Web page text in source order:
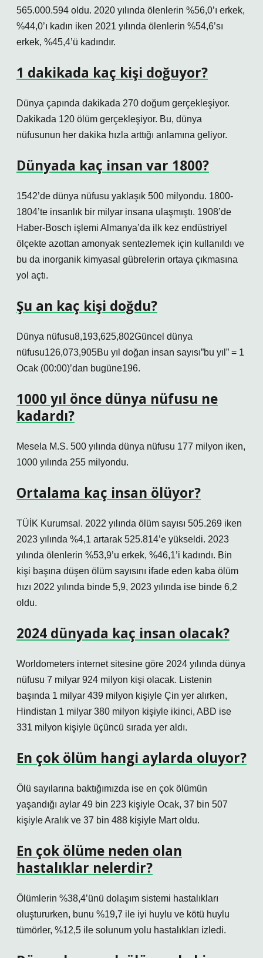
565.000.594 oldu. 2020 yılında ölenlerin %56,0’ı erkek,
%44,0’ı kadın iken 2021 yılında ölenlerin %54,6’sı
erkek, %45,4’ü kadındır.
1 dakikada kaç kişi doğuyor?
Dünya çapında dakikada 270 doğum gerçekleşiyor.
Dakikada 120 ölüm gerçekleşiyor. Bu, dünya
nüfusunun her dakika hızla arttığı anlamına geliyor.
Dünyada kaç insan var 1800?
1542’de dünya nüfusu yaklaşık 500 milyondu. 1800-
1804’te insanlık bir milyar insana ulaşmıştı. 1908’de
Haber-Bosch işlemi Almanya’da ilk kez endüstriyel
ölçekte azottan amonyak sentezlemek için kullanıldı ve
bu da inorganik kimyasal gübrelerin ortaya çıkmasına
yol açtı.
Şu an kaç kişi doğdu?
Dünya nüfusu8,193,625,802Güncel dünya
nüfusu126,073,905Bu yıl doğan insan sayısı”bu yıl” = 1
Ocak (00:00)’dan bugüne196.
1000 yıl önce dünya nüfusu ne
kadardı?
Mesela M.S. 500 yılında dünya nüfusu 177 milyon iken,
1000 yılında 255 milyondu.
Ortalama kaç insan ölüyor?
TÜİK Kurumsal. 2022 yılında ölüm sayısı 505.269 iken
2023 yılında %4,1 artarak 525.814’e yükseldi. 2023
yılında ölenlerin %53,9’u erkek, %46,1’i kadındı. Bin
kişi başına düşen ölüm sayısını ifade eden kaba ölüm
hızı 2022 yılında binde 5,9, 2023 yılında ise binde 6,2
oldu.
2024 dünyada kaç insan olacak?
Worldometers internet sitesine göre 2024 yılında dünya
nüfusu 7 milyar 924 milyon kişi olacak. Listenin
başında 1 milyar 439 milyon kişiyle Çin yer alırken,
Hindistan 1 milyar 380 milyon kişiyle ikinci, ABD ise
331 milyon kişiyle üçüncü sırada yer aldı.
En çok ölüm hangi aylarda oluyor?
Ölü sayılarına baktığımızda ise en çok ölümün
yaşandığı aylar 49 bin 223 kişiyle Ocak, 37 bin 507
kişiyle Aralık ve 37 bin 488 kişiyle Mart oldu.
En çok ölüme neden olan
hastalıklar nelerdir?
Ölümlerin %38,4’ünü dolaşım sistemi hastalıkları
oluştururken, bunu %19,7 ile iyi huylu ve kötü huylu
tümörler, %12,5 ile solunum yolu hastalıkları izledi.